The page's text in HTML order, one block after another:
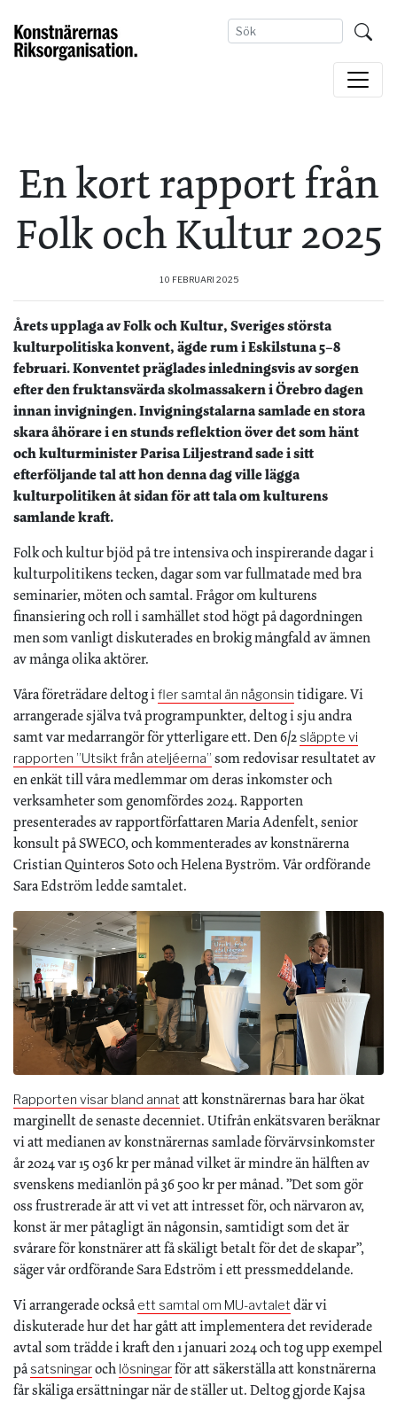
En kort rapport från
Folk och Kultur 2025
10 FEBRUARI 2025
Årets upplaga av Folk och Kultur, Sveriges största
kulturpolitiska konvent, ägde rum i Eskilstuna 5–8
februari. Konventet präglades inledningsvis av sorgen
efter den fruktansvärda skolmassakern i Örebro dagen
innan invigningen. Invigningstalarna samlade en stora
skara åhörare i en stunds reflektion över det som hänt
och kulturminister Parisa Liljestrand sade i sitt
efterföljande tal att hon denna dag ville lägga
kulturpolitiken åt sidan för att tala om kulturens
samlande kraft.
Folk och kultur bjöd på tre intensiva och inspirerande dagar i
kulturpolitikens tecken, dagar som var fullmatade med bra
seminarier, möten och samtal. Frågor om kulturens
finansiering och roll i samhället stod högt på dagordningen
men som vanligt diskuterades en brokig mångfald av ämnen
av många olika aktörer.
Våra företrädare deltog ifler samtal än någonsin tidigare. Vi
arrangerade själva två programpunkter, deltog i sju andra
samt var medarrangör för ytterligare ett. Den 6/2 släppte vi
rapporten ”Utsikt från ateljéerna” som redovisar resultatet av
en enkät till våra medlemmar om deras inkomster och
verksamheter som genomfördes 2024. Rapporten
presenterades av rapportförfattaren Maria Adenfelt, senior
konsult på SWECO, och kommenterades av konstnärerna
Cristian Quinteros Soto och Helena Byström. Vår ordförande
Sara Edström ledde samtalet.
Rapporten visar bland annat att konstnärernas bara har ökat
marginellt de senaste decenniet. Utifrån enkätsvaren beräknar
vi att medianen av konstnärernas samlade förvärvsinkomster
år 2024 var 15 036 kr per månad vilket är mindre än hälften av
svenskens medianlön på 36 500 kr per månad. ”Det som gör
oss frustrerade är att vi vet att intresset för, och närvaron av,
konst är mer påtagligt än någonsin, samtidigt som det är
svårare för konstnärer att få skäligt betalt för det de skapar”,
säger vår ordförande Sara Edström i ett pressmeddelande.
Vi arrangerade också ett samtal om MU-avtalet där vi
diskuterade hur det har gått att implementera det reviderade
avtal som trädde i kraft den 1 januari 2024 och tog upp exempel
på satsningaroch lösningarför att säkerställa att konstnärerna
får skäliga ersättningar när de ställer ut. Deltog gjorde Kajsa